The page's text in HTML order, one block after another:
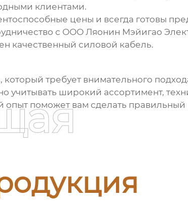
клиентами.
цены и всегда готовы
с ООО Ляонин Мэйигао
качественный силовой кабель.
который требует внимательного
учитывать широкий ассортимент,
опыт поможет вам сделать